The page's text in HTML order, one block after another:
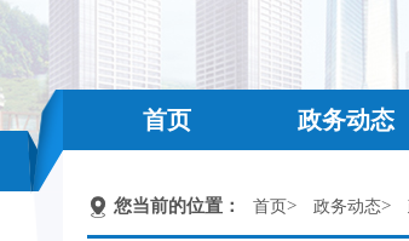
首页 政务动态
您当前的位置： 首页> 政务动态>